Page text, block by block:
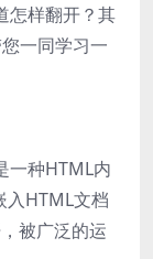
怎样翻开？其
一同学习一
种HTML内
入HTML文档
被广泛的运